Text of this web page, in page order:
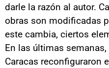
darle la razón al autor.
obras son modificadas
este cambia, ciertos
En las últimas
Caracas reconfiguraron